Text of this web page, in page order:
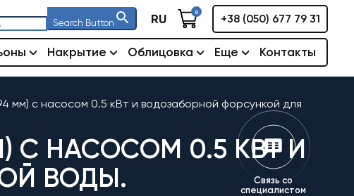
Search Button RU 0
+38 (050) 677 79 31
Накрытие Облицовка Еще Контакты
мм) с насосом 0.5 кВт и водозаборной форсункой для
С НАСОСОМ 0.5 КВТ И
ВОДЫ.
Связь со
специалистом